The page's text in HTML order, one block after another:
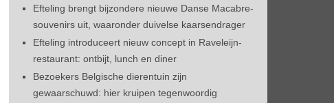
Efteling brengt bijzondere nieuwe Danse Macabre-
souvenirs uit, waaronder duivelse kaarsendrager
Efteling introduceert nieuw concept in Raveleijn-
restaurant: ontbijt, lunch en diner
Bezoekers Belgische dierentuin zijn
gewaarschuwd: hier kruipen tegenwoordig